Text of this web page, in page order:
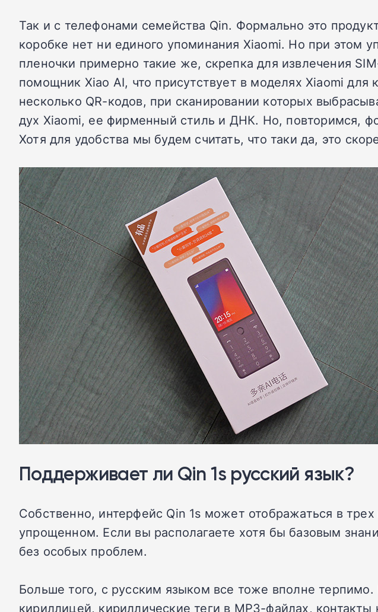
Так и с телефонами семейства Qin. Формально это
коробке нет ни единого упоминания Xiaomi. Но при этом
пленочки примерно такие же, скрепка для извлечения
помощник Xiao AI, что присутствует в моделях Xiaomi
несколько QR-кодов, при сканировании которых
дух Xiaomi, ее фирменный стиль и ДНК. Но, повторимся,
Хотя для удобства мы будем считать, что таки да, это
Поддерживает ли Qin 1s русский язык?
Собственно, интерфейс Qin 1s может отображаться в
упрощенном. Если вы располагаете хотя бы базовым
без особых проблем.
Больше того, с русским языком все тоже вполне
кириллицей, кириллические теги в MP3-файлах, контакты